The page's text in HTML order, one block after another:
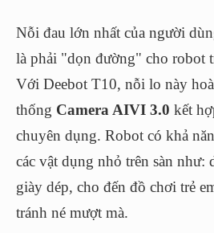
Nỗi đau lớn nhất của người
là phải "dọn đường" cho robot
Với Deebot T10, nỗi lo này
thống Camera AIVI 3.0 kết
chuyên dụng. Robot có khả
các vật dụng nhỏ trên sàn như:
giày dép, cho đến đồ chơi trẻ
tránh né mượt mà.